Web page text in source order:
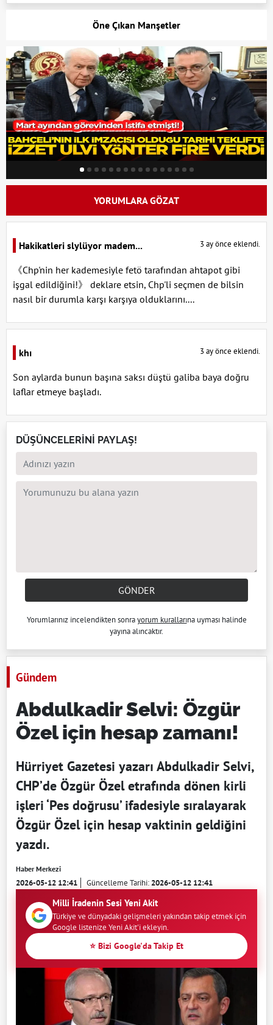
Öne Çıkan Manşetler
YORUMLARA GÖZAT
Hakikatleri slylüyor madem... 3 ay önce eklendi.
《Chp'nin her kademesiyle fetö tarafından ahtapot gibi
işgal edildiğini!》 deklare etsin, Chp'li seçmen de bilsin
nasıl bir durumla karşı karşıya olduklarını....
khı 3 ay önce eklendi.
Son aylarda bunun başına saksı düştü galiba baya doğru
laflar etmeye başladı.
DÜŞÜNCELERİNİ PAYLAŞ!
GÖNDER
Yorumlarınız incelendikten sonrayorum kurallarına uyması halinde
yayına alıncaktır.
Gündem
Abdulkadir Selvi: Özgür
Özel için hesap zamanı!
Hürriyet Gazetesi yazarı Abdulkadir Selvi,
CHP’de Özgür Özel etrafında dönen kirli
işleri ‘Pes doğrusu’ ifadesiyle sıralayarak
Özgür Özel için hesap vaktinin geldiğini
yazdı.
Haber Merkezi
2026-05-12 12:41 Güncelleme Tarihi:2026-05-12 12:41
Milli İradenin Sesi Yeni Akit
Türkiye ve dünyadaki gelişmeleri yakından takip etmek için
Google listenize Yeni Akit'i ekleyin.
⭐ Bizi Google'da Takip Et